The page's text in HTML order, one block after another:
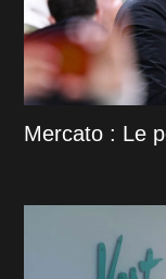
Mercato : Le